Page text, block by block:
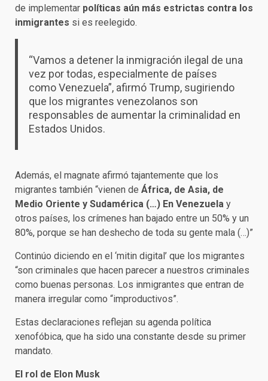
de implementar políticas aún más estrictas contra los
inmigrantes si es reelegido.
“Vamos a detener la inmigración ilegal de una
vez por todas, especialmente de países
como Venezuela”, afirmó Trump, sugiriendo
que los migrantes venezolanos son
responsables de aumentar la criminalidad en
Estados Unidos.
Además, el magnate afirmó tajantemente que los
migrantes también “vienen de África, de Asia, de
Medio Oriente y Sudamérica (…) En Venezuela y
otros países, los crímenes han bajado entre un 50% y un
80%, porque se han deshecho de toda su gente mala (…)”
Continúo diciendo en el ‘mitin digital’ que los migrantes
“son criminales que hacen parecer a nuestros criminales
como buenas personas. Los inmigrantes que entran de
manera irregular como “improductivos”.
Estas declaraciones reflejan su agenda política
xenofóbica, que ha sido una constante desde su primer
mandato.
El rol de Elon Musk